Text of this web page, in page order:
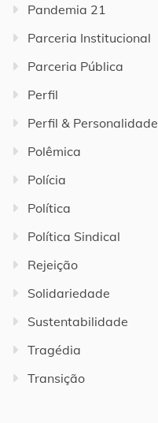
Pandemia 21
Parceria Institucional
Parceria Pública
Perfil
Perfil & Personalidade
Polêmica
Polícia
Política
Política Sindical
Rejeição
Solidariedade
Sustentabilidade
Tragédia
Transição